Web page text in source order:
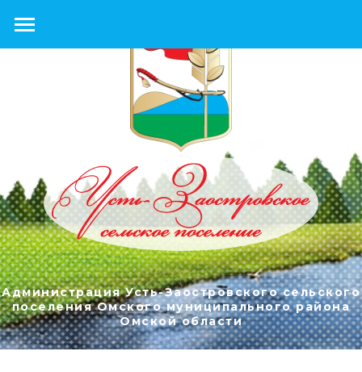
Администрация Усть-Заостровского сельского
поселения Омского муниципального района
Омской области